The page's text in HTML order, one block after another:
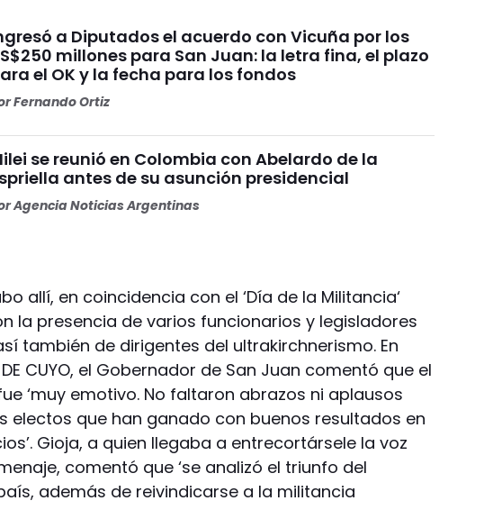
a Diputados el acuerdo con Vicuña por los
millones para San Juan: la letra fina, el plazo
el OK y la fecha para los fondos
Fernando Ortiz
se reunió en Colombia con Abelardo de la
antes de su asunción presidencial
Agencia Noticias Argentinas
allí, en coincidencia con el ‘Día de la Militancia‘
la presencia de varios funcionarios y legisladores
también de dirigentes del ultrakirchnerismo. En
CUYO, el Gobernador de San Juan comentó que el
‘muy emotivo. No faltaron abrazos ni aplausos
electos que han ganado con buenos resultados en
Gioja, a quien llegaba a entrecortársele la voz
comentó que ‘se analizó el triunfo del
además de reivindicarse a la militancia